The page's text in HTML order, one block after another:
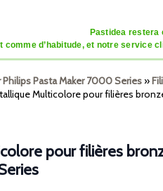
Pastidea restera
d’habitude, et notre
Pasta Maker 7000 Series»
Multicolore pour filières
pour filières